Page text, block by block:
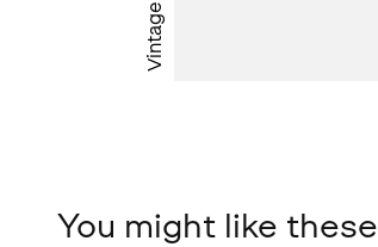
Vintage
You might like these